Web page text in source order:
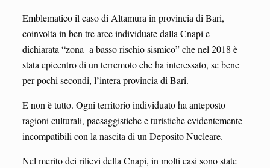
Emblematico il caso di Altamura in provincia di Bari,
coinvolta in ben tre aree individuate dalla Cnapi e
dichiarata “zona a basso rischio sismico” che nel 2018 è
stata epicentro di un terremoto che ha interessato, se bene
per pochi secondi, l’intera provincia di Bari.
E non è tutto. Ogni territorio individuato ha anteposto
ragioni culturali, paesaggistiche e turistiche evidentemente
incompatibili con la nascita di un Deposito Nucleare.
Nel merito dei rilievi della Cnapi, in molti casi sono state